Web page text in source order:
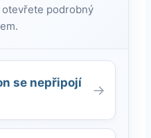
podrobný
se nepřipojí
→